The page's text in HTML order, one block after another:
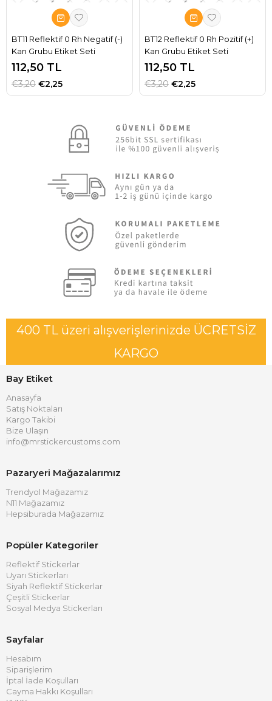
BT11 Reflektif 0 Rh Negatif (-)
Kan Grubu Etiket Seti
112,50 TL
€2,25
€3,20
BT12 Reflektif 0 Rh Pozitif (+)
Kan Grubu Etiket Seti
112,50 TL
€2,25
€3,20
400 TL üzeri alışverişlerinizde ÜCRETSİZ
KARGO
Bay Etiket
Anasayfa
Satış Noktaları
Kargo Takibi
Bize Ulaşın
info@mrstickercustoms.com
Pazaryeri Mağazalarımız
Trendyol Mağazamız
N11 Mağazamız
Hepsiburada Mağazamız
Popüler Kategoriler
Reflektif Stickerlar
Uyarı Stickerları
Siyah Reflektif Stickerlar
Çeşitli Stickerlar
Sosyal Medya Stickerları
Sayfalar
Hesabım
Siparişlerim
İptal İade Koşulları
Cayma Hakkı Koşulları